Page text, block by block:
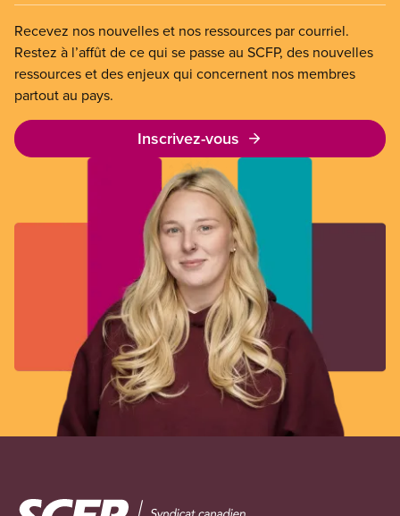
Recevez nos nouvelles et nos ressources par courriel.
Restez à l’affût de ce qui se passe au SCFP, des nouvelles
ressources et des enjeux qui concernent nos membres
partout au pays.
Inscrivez-vous
Image